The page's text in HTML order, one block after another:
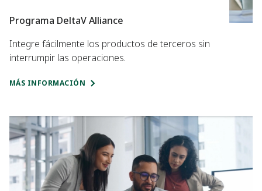
Programa DeltaV Alliance
Integre fácilmente los productos de terceros sin
interrumpir las operaciones.
MÁS INFORMACIÓN